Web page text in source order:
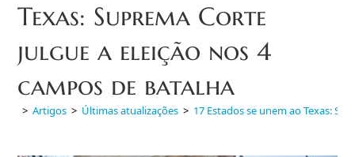
Texas: Suprema Corte
julgue a eleição nos 4
campos de batalha
> Artigos > Últimas atualizações > 17 Estados se unem ao Texas: